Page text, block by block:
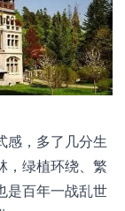
感，多了几分生
，绿植环绕、繁
是百年一战乱世